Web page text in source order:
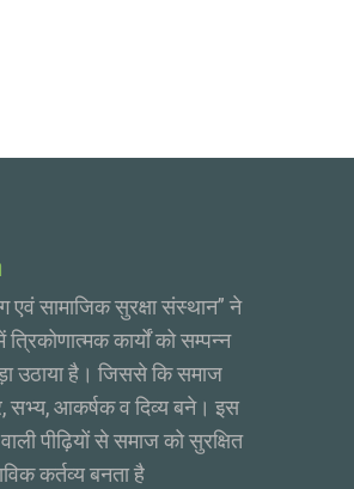
एवं सामाजिक सुरक्षा संस्थान” ने
कार्यों को सम्पन्न
उठाया है। जिससे कि समाज
सभ्य, आकर्षक व दिव्य बने। इस
पीढ़ियों से समाज को सुरक्षित
कर्तव्य बनता है